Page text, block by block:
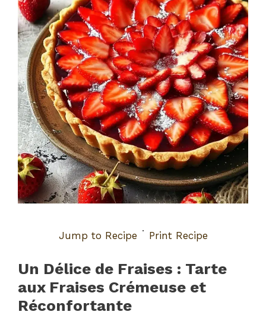
Jump to Recipe · Print Recipe
Un Délice de Fraises : Tarte
aux Fraises Crémeuse et
Réconfortante